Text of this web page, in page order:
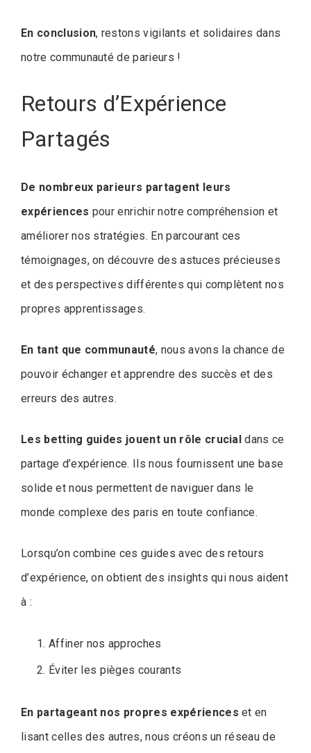
En conclusion, restons vigilants et solidaires dans
notre communauté de parieurs !
Retours d’Expérience
Partagés
De nombreux parieurs partagent leurs
expériences pour enrichir notre compréhension et
améliorer nos stratégies. En parcourant ces
témoignages, on découvre des astuces précieuses
et des perspectives différentes qui complètent nos
propres apprentissages.
En tant que communauté, nous avons la chance de
pouvoir échanger et apprendre des succès et des
erreurs des autres.
Les betting guides jouent un rôle crucial dans ce
partage d’expérience. Ils nous fournissent une base
solide et nous permettent de naviguer dans le
monde complexe des paris en toute confiance.
Lorsqu’on combine ces guides avec des retours
d’expérience, on obtient des insights qui nous aident
à :
Affiner nos approches
Éviter les pièges courants
En partageant nos propres expériences et en
lisant celles des autres, nous créons un réseau de